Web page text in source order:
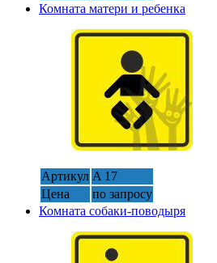
Комната матери и ребенка
Артикул A 17
Цена
по запросу
Комната собаки-поводыря